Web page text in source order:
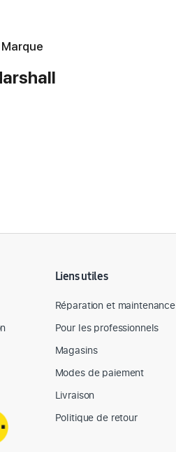
Marque
Liens utiles
Réparation et maintenance
Pour les professionnels
Magasins
Modes de paiement
Livraison
Politique de retour